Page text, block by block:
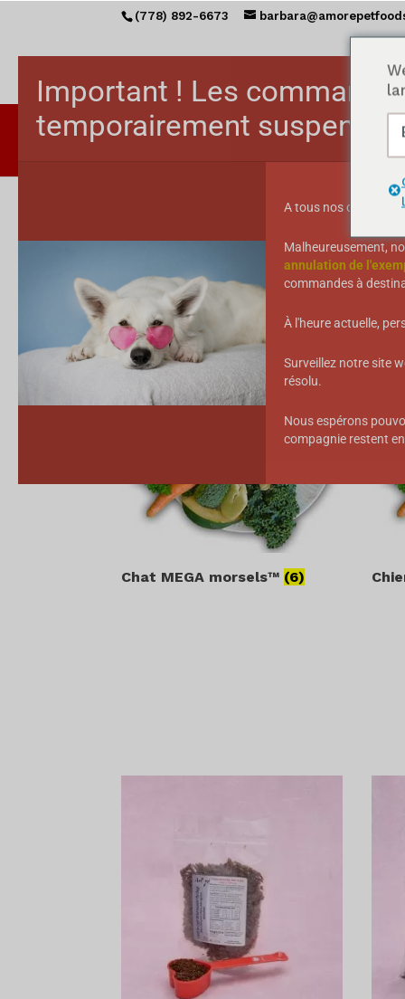
(778) 892-6673
Accueil/ All MEGA morsels™
Tous les MEGA
Afficher tous les résultats de 19Classés
popularité
Chat MEGA morsels™ (6)
Important ! Les
temporairement
A tous nos clients
Malheureusement,
annulation de
commandes à
À l'heure actuelle,
Surveillez notre site
résolu.
Nous espérons
compagnie restent